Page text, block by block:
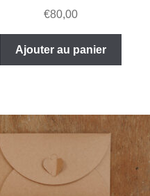
€80,00
Ajouter au panier